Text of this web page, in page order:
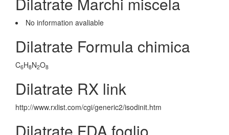
No information avaliable
Dilatrate Formula chimica
C6H8N2O8
Dilatrate RX link
http://www.rxlist.com/cgi/generic2/isodinit.htm